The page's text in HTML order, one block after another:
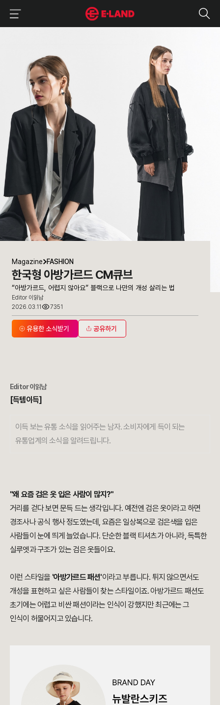
“아방가르드, 어렵지 않아요” 블랙으로 나만의 개성 살리는 법
매거진 상세보기
Magazine FASHION
한국형 아방가르드 CM큐브
“아방가르드, 어렵지 않아요” 블랙으로 나만의 개성 살리는 법
Editor 이읽남
2026.03.11
7351
유용한 소식받기 공유하기
Editor 이읽남
[득템이득]
이득 보는 유통 소식을 읽어주는 남자. 소비자에게 득이 되는
유통업계의 소식을 알려드립니다.
"왜 요즘 검은 옷 입은 사람이 많지?"
거리를 걷다 보면 문득 드는 생각입니다. 예전엔 검은 옷이라고 하면
경조사나 공식 행사 정도였는데, 요즘은 일상복으로 검은색을 입은
사람들이 눈에 띄게 늘었습니다. 단순한 블랙 티셔츠가 아니라, 독특한
실루엣과 구조가 있는 검은 옷들이요.
이런 스타일을 '아방가르드 패션'이라고 부릅니다. 튀지 않으면서도
개성을 표현하고 싶은 사람들이 찾는 스타일이죠. 아방가르드 패션도
초기에는 어렵고 비싼 패션이라는 인식이 강했지만 최근에는 그
인식이 허물어지고 있습니다.